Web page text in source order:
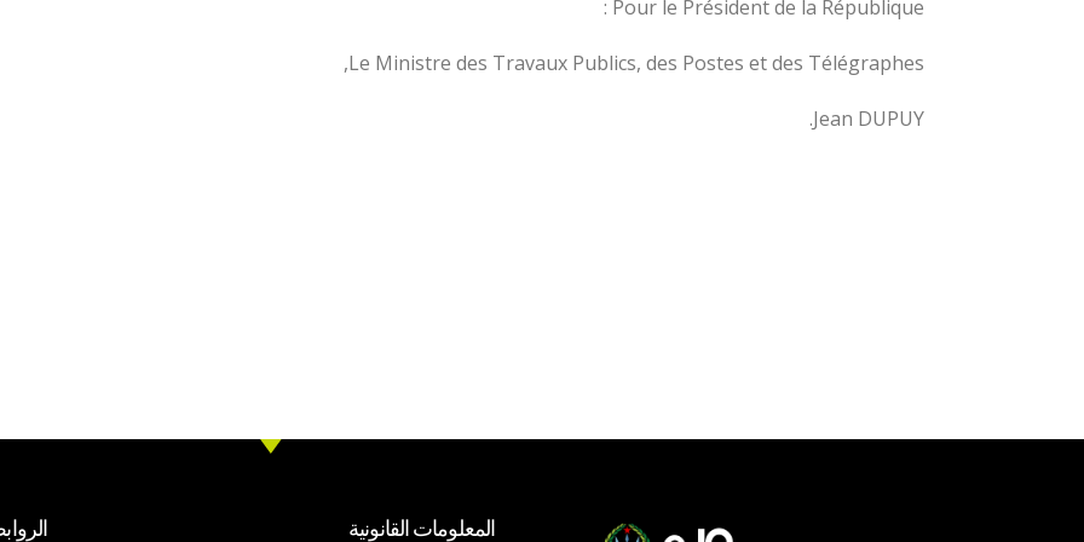
Pour le Président de la République :
Le Ministre des Travaux Publics, des Postes et des Télégraphes,
Jean DUPUY.
المعلومات القانونية